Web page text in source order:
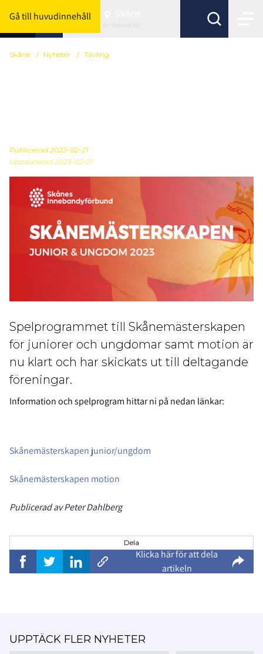
Gå till huvudinnehåll
Byt förbund här
Skåne / Nyheter / Tävling
Publicerad 2023-02-21
Uppdaterad 2023-02-21
Spelprogrammet till Skånemästerskapen
för juniorer och ungdomar samt motion är
nu klart och har skickats ut till deltagande
föreningar.
Information och spelprogram hittar ni på nedan länkar:
Skånemästerskapen junior/ungdom
Skånemästerskapen motion
Publicerad av Peter Dahlberg
Dela
Klicka här för att dela
artikeln
UPPTÄCK FLER NYHETER